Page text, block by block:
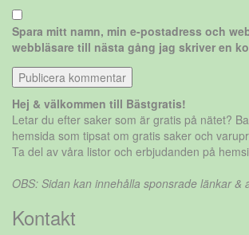
Spara mitt namn, min e-postadress och
webbläsare till nästa gång jag skriver en
Hej & välkommen till Bästgratis!
Letar du efter saker som är gratis på nätet?
hemsida som tipsat om gratis saker och
Ta del av våra listor och erbjudanden på
OBS: Sidan kan innehålla sponsrade länkar &
Kontakt